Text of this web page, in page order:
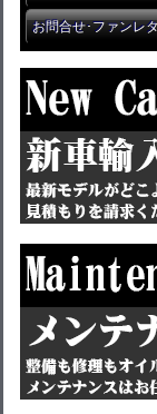
お問合せ･ファンレ